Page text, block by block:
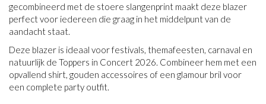
gecombineerd met de stoere slangenprint maakt deze blazer
perfect voor iedereen die graag in het middelpunt van de
aandacht staat.
Deze blazer is ideaal voor festivals, themafeesten, carnaval en
natuurlijk de Toppers in Concert 2026. Combineer hem met een
opvallend shirt, gouden accessoires of een glamour bril voor
een complete party outfit.